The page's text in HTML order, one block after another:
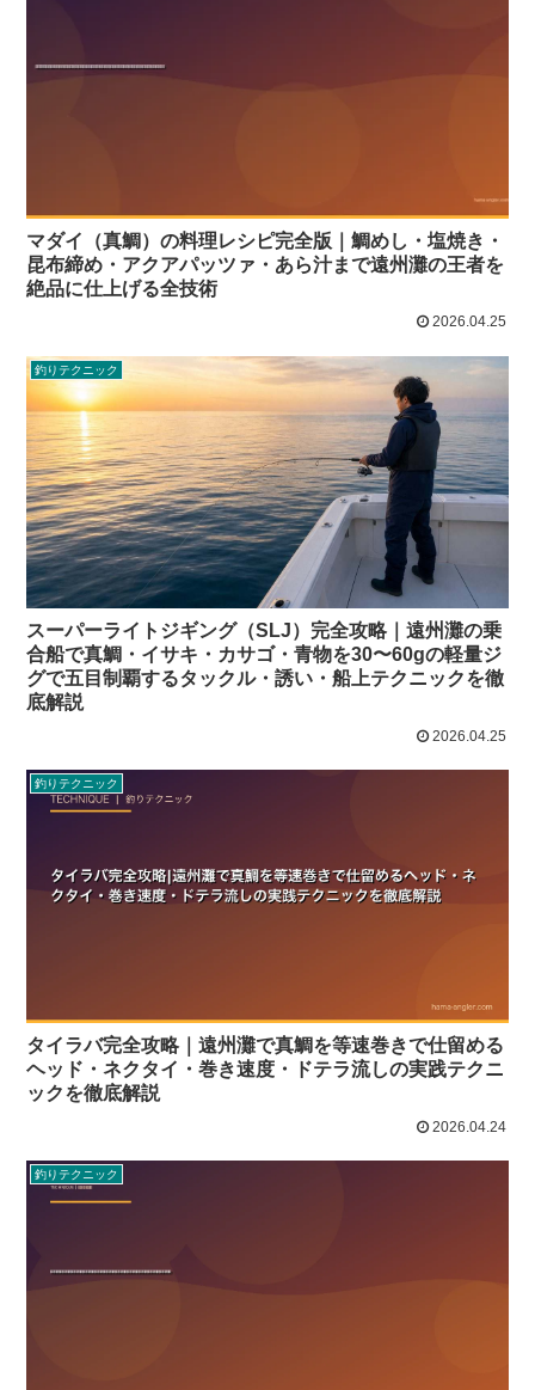
マダイ（真鯛）の料理レシピ完全版｜鯛めし・塩焼き・
昆布締め・アクアパッツァ・あら汁まで遠州灘の王者を
絶品に仕上げる全技術
2026.04.25
釣りテクニック
スーパーライトジギング（SLJ）完全攻略｜遠州灘の乗
合船で真鯛・イサキ・カサゴ・青物を30〜60gの軽量ジ
グで五目制覇するタックル・誘い・船上テクニックを徹
底解説
2026.04.25
釣りテクニック
タイラバ完全攻略｜遠州灘で真鯛を等速巻きで仕留める
ヘッド・ネクタイ・巻き速度・ドテラ流しの実践テクニ
ックを徹底解説
2026.04.24
釣りテクニック